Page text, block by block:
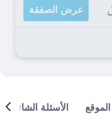
عرض الصفقة
الموقع الأسئلة الشائعة